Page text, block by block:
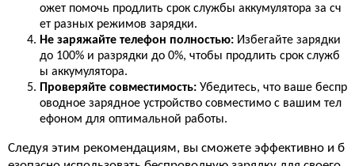
ожет помочь продлить срок службы аккумулятора за сч
ет разных режимов зарядки.
Не заряжайте телефон полностью: Избегайте зарядки
до 100% и разрядки до 0%, чтобы продлить срок служб
ы аккумулятора.
Проверяйте совместимость: Убедитесь, что ваше беспр
оводное зарядное устройство совместимо с вашим тел
ефоном для оптимальной работы.
Следуя этим рекомендациям, вы сможете эффективно и б